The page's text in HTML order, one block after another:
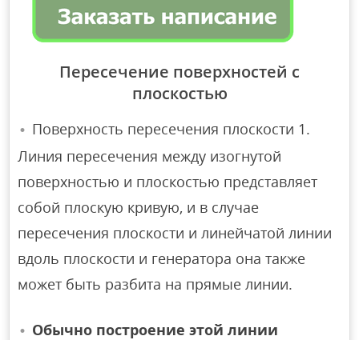
Пересечение поверхностей с
плоскостью
Поверхность пересечения плоскости 1.
Линия пересечения между изогнутой
поверхностью и плоскостью представляет
собой плоскую кривую, и в случае
пересечения плоскости и линейчатой ​​линии
вдоль плоскости и генератора она также
может быть разбита на прямые линии.
Обычно построение этой линии